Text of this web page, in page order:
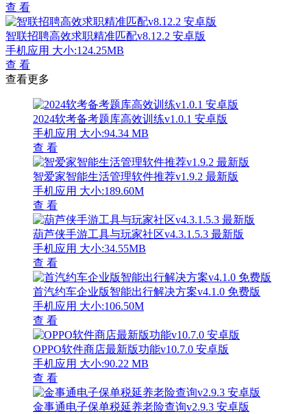
查 看
智联招聘高效求职精准匹配v8.12.2 安卓版
手机应用 大小:124.25MB
查 看
查看更多
2024软考备考题库高效训练v1.0.1 安卓版
手机应用 大小:94.34 MB
查 看
智爱家智能生活管理软件推荐v1.9.2 最新版
手机应用 大小:189.60M
查 看
葫芦侠手游工具与玩家社区v4.3.1.5.3 最新版
手机应用 大小:34.55MB
查 看
首汽约车企业版智能出行解决方案v4.1.0 免费版
手机应用 大小:106.50M
查 看
OPPO软件商店最新版功能v10.7.0 安卓版
手机应用 大小:90.22 MB
查 看
金事通电子保单税延养老险查询v2.9.3 安卓版